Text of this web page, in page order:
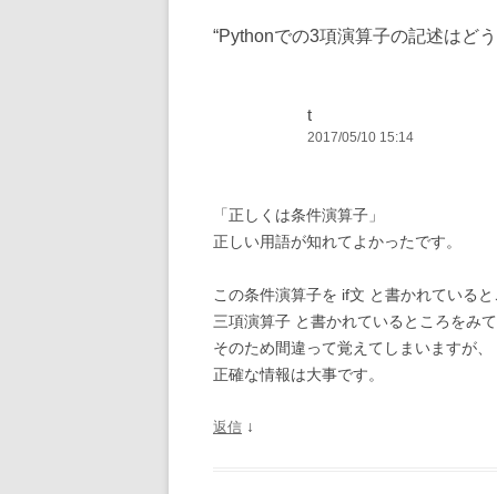
ナ
ン
“Pythonでの3項演算子の記述はど
t
2017/05/10 15:14
「正しくは条件演算子」
正しい用語が知れてよかったです。
この条件演算子を if文 と書かれている
三項演算子 と書かれているところをみ
そのため間違って覚えてしまいますが、
正確な情報は大事です。
返信 ↓